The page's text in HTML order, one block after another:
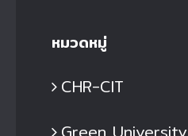
หมวดหมู่
CHR-CIT